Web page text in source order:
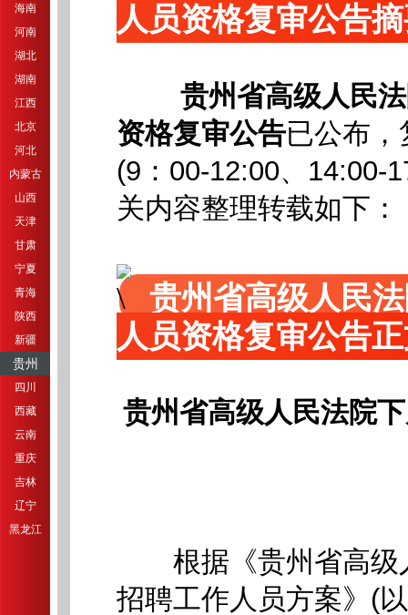
海南
河南
湖北
湖南
江西
北京
河北
内蒙古
山西
天津
甘肃
宁夏
青海
陕西
新疆
贵州
四川
西藏
云南
重庆
吉林
辽宁
黑龙江
人员资格复审公告
贵州省高级人民
资格复审公告已公布 ，
(9：00-12:00、14:00-
关内容整理转载如下：
贵州省高级人民
人员资格复审公告
贵州省高级人民法院
根据《贵州省高级
招聘工作人员方案》(